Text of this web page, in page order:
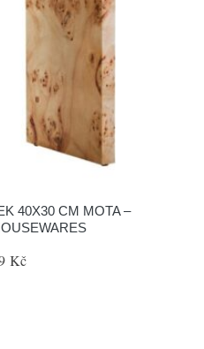
40X30 CM MOTA –
Kč